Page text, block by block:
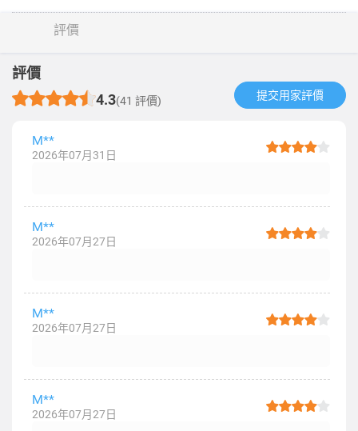
評價
評價
4.3(41 評價) 提交用家評價​
M**
2026年07月31日
M**
2026年07月27日
M**
2026年07月27日
M**
2026年07月27日